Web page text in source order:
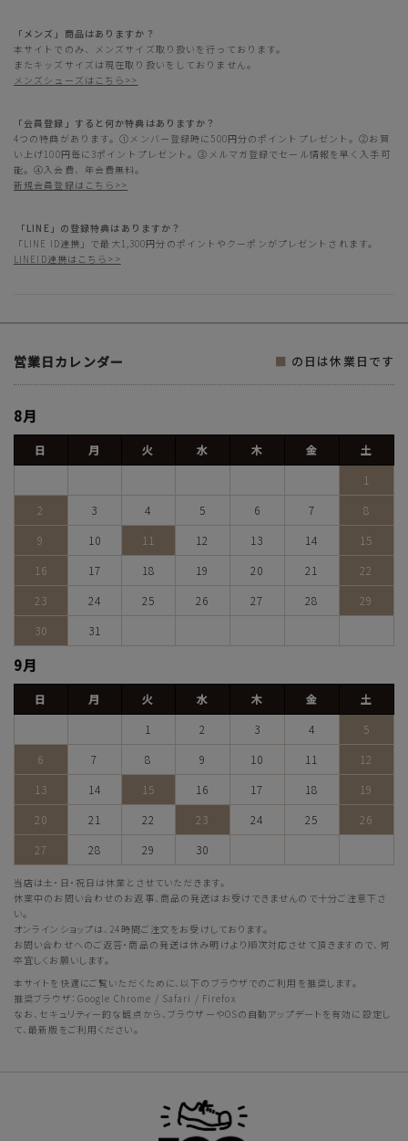
「メンズ」商品はありますか？
本サイトでのみ、メンズサイズ取り扱いを行っております。
またキッズサイズは現在取り扱いをしておりません。
メンズシューズはこちら>>
「会員登録」すると何か特典はありますか？
4つの特典があります。①メンバー登録時に500円分のポイントプレゼント。②お買
い上げ100円毎に3ポイントプレゼント。③メルマガ登録でセール情報を早く入手可
能。④入会費、年会費無料。
新規会員登録はこちら>>
「LINE」の登録特典はありますか？
「LINE ID連携」で最大1,300円分のポイントやクーポンがプレゼントされます。
LINEID連携はこちら>>
営業日カレンダー ■ の日は休業日です
8月
日 月 火 水 木 金
土
1
2
3 4 5 6 7
8
9
10 11 12 13 14
15
16
17 18 19 20 21
22
23
24 25 26 27 28
29
30
31
9月
日 月 火 水 木 金
土
1
2 3 4
5
6
7 8 9 10 11
12
13
14 15 16 17 18
19
20
21 22 23 24 25
26
27
28 29 30
当店は土・日・祝日は休業とさせていただきます。
休業中のお問い合わせのお返事、商品の発送はお受けできませんので十分ご注意下さ
い。
オンラインショップは、24時間ご注文をお受けしております。
お問い合わせへのご返答・商品の発送は休み明けより順次対応させて頂きますので、何
卒宜しくお願いします。
本サイトを快適にご覧いただくために、以下のブラウザでのご利用を推奨します。
推奨ブラウザ：Google Chrome / Safari / Firefox
なお、セキュリティー的な観点から、ブラウザーやOSの自動アップデートを有効に設定し
て、最新版をご利用ください。